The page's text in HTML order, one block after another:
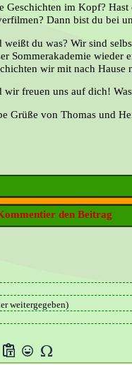
Geschichten im Kopf?
Dann bist du bei
weißt du was? Wir sind
Sommerakademie wieder
wir mit nach Hause
wir freuen uns auf dich!
Grüße von Thomas und
den Beitrag
weitergegeben)